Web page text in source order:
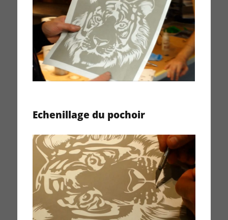
Echenillage du pochoir